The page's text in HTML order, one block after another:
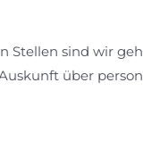
sind wir
über